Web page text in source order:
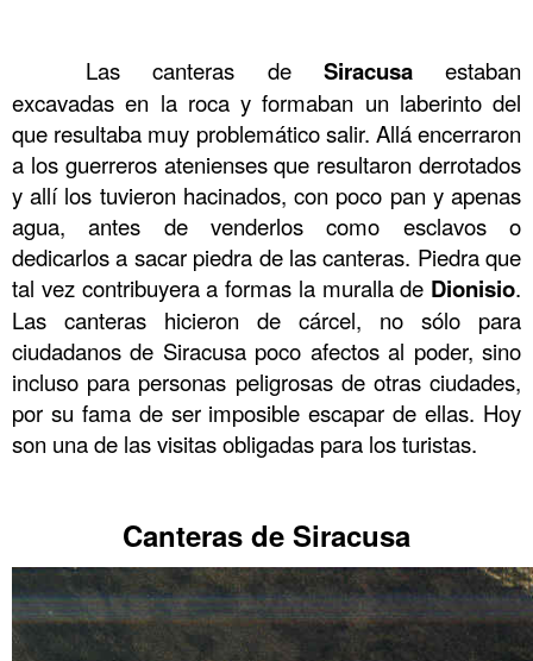
Las canteras de Siracusaestaban
excavadas en la roca y formaban un laberinto del
que resultaba muy problemático salir. Allá encerraron
a los guerreros atenienses que resultaron derrotados
y allí los tuvieron hacinados, con poco pan y apenas
agua, antes de venderlos como esclavos o
dedicarlos a sacar piedra de las canteras. Piedra que
tal vez contribuyera a formas la muralla de Dionisio.
Las canteras hicieron de cárcel, no sólo para
ciudadanos de Siracusa poco afectos al poder, sino
incluso para personas peligrosas de otras ciudades,
por su fama de ser imposible escapar de ellas. Hoy
son una de las visitas obligadas para los turistas.
Canteras de Siracusa